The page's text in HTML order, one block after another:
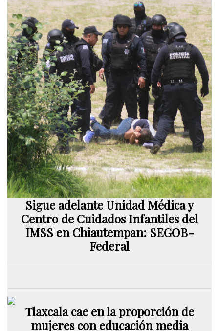
Sigue adelante Unidad Médica y
Centro de Cuidados Infantiles del
IMSS en Chiautempan: SEGOB-
Federal
Tlaxcala cae en la proporción de
mujeres con educación media